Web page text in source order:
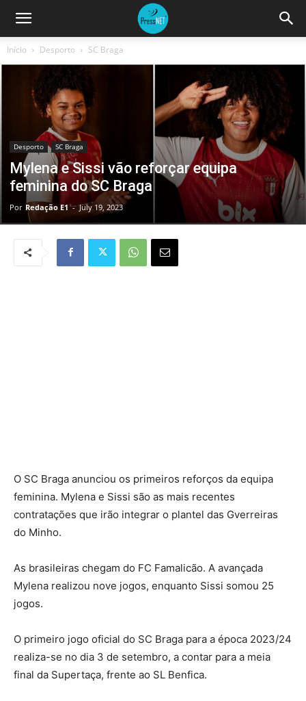
Início Desporto SC Braga
Desporto SC Braga
Mylena e Sissi vão reforçar equipa
feminina do SC Braga
Por Redação E1 - July 19, 2023
O SC Braga anunciou os primeiros reforços da equipa
feminina. Mylena e Sissi são as mais recentes
contratações que irão integrar o plantel das Gverreiras
do Minho.
As brasileiras chegam do FC Famalicão. A avançada
Mylena realizou nove jogos, enquanto Sissi somou 25
jogos.
O primeiro jogo oficial do SC Braga para a época 2023/24
realiza-se no dia 3 de setembro, a contar para a meia
final da Supertaça, frente ao SL Benfica.